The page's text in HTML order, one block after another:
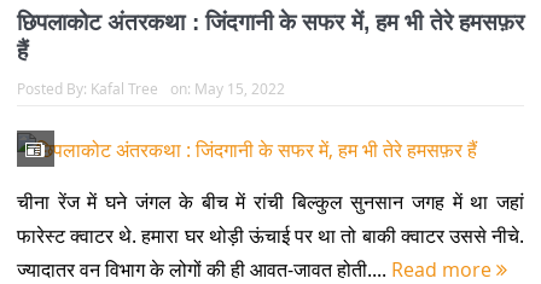
छिपलाकोट अंतरकथा : जिंदगानी के सफर में, हम भी तेरे हमसफ़र
हैं
Posted By: Kafal Tree on: May 15, 2022
चीना रेंज में घने जंगल के बीच में रांची बिल्कुल सुनसान जगह में था जहां
फारेस्ट क्वाटर थे. हमारा घर थोड़ी ऊंचाई पर था तो बाकी क्वाटर उससे नीचे.
ज्यादातर वन विभाग के लोगों की ही आवत-जावत होती.... Read more